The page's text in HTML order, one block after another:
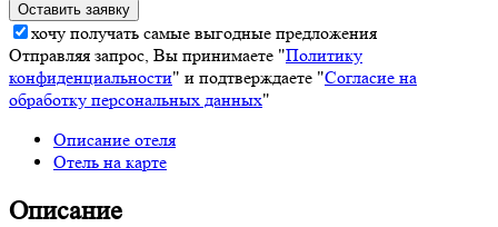
хочу получать самые выгодные предложения
Отправляя запрос, Вы принимаете "Политику
конфиденциальности" и подтверждаете "Согласие на
обработку персональных данных"
Описание отеля
Отель на карте
Описание